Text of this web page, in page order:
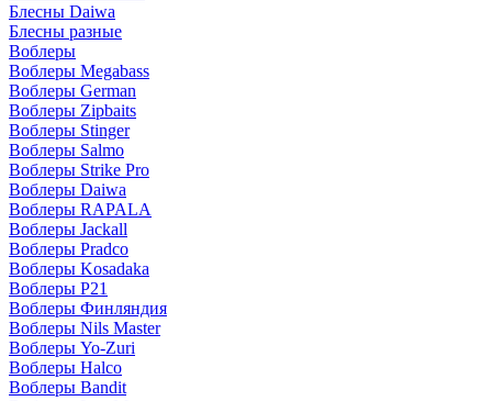
Блесны Daiwa
Блесны разные
Воблеры
Воблеры Megabass
Воблеры German
Воблеры Zipbaits
Воблеры Stinger
Воблеры Salmo
Воблеры Strike Pro
Воблеры Daiwa
Воблеры RAPALA
Воблеры Jackall
Воблеры Pradco
Воблеры Kosadaka
Воблеры P21
Воблеры Финляндия
Воблеры Nils Master
Воблеры Yo-Zuri
Воблеры Halco
Воблеры Bandit